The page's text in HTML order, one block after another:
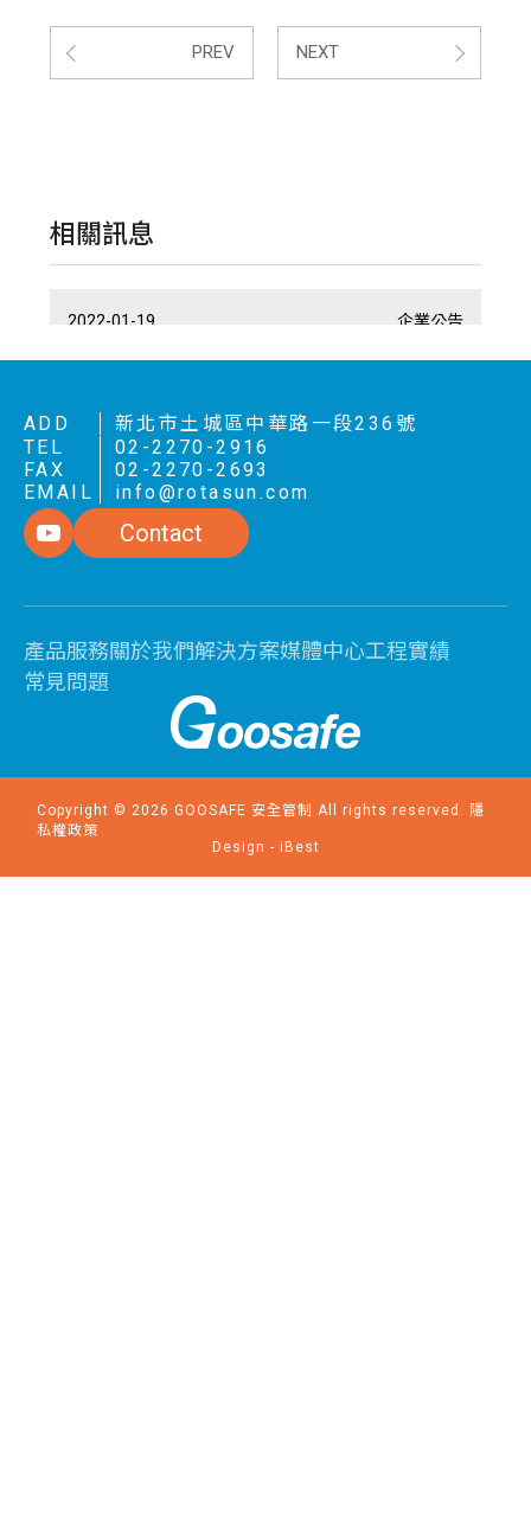
PREV NEXT
相關訊息
2026-03-27 企業公告
智慧柵欄，打造安心空間
VIEW MORE
2018-01-19 企業公告
通道管理設備之間有什麼區別？
在日常生活中通道管理閘機隨處可見
VIEW MORE
2022-01-19 企業公告
簡易停車場收費組合
收費管制流程使用方式
VIEW MORE
ADD
新北市土城區中華路一段236號
TEL
02-2270-2916
FAX
02-2270-2693
EMAIL
info@rotasun.com
Contact
產品服務關於我們解決方案媒體中心工程實績
常見問題
Copyright © 2026 GOOSAFE 安全管制 All rights reserved. 隱
私權政策
Design - iBest